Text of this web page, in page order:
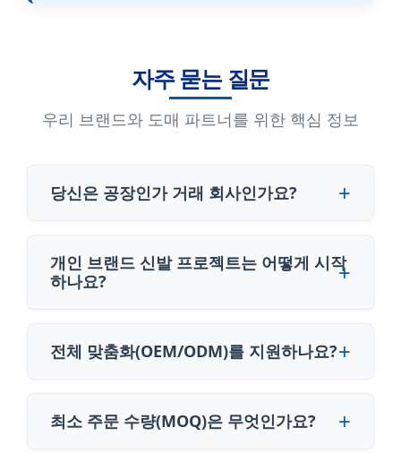
자주 묻는 질문
우리 브랜드와 도매 파트너를 위한 핵심 정보
당신은 공장인가 거래 회사인가요?
개인 브랜드 신발 프로젝트는 어떻게 시작
하나요?
전체 맞춤화(OEM/ODM)를 지원하나요?
최소 주문 수량(MOQ)은 무엇인가요?